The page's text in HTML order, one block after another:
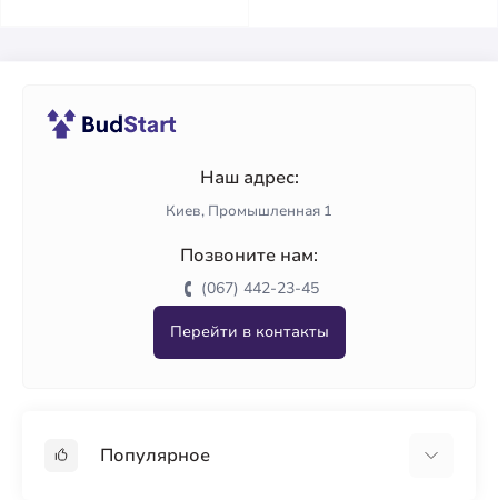
Наш адрес:
Киев, Промышленная 1
Позвоните нам:
(067) 442-23-45
Перейти в контакты
Популярное